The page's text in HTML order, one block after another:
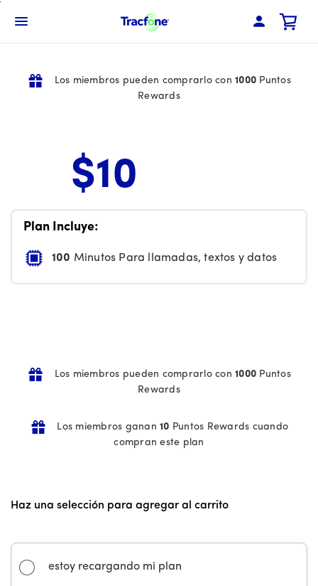
Main
Menú de barra de navegación
Los miembros pueden comprarlo con 1000 Puntos
Rewards
Price is 10 dollars and 00 cents per month
$10
Plan Incluye:
100 Minutos Para llamadas, textos y datos
Los miembros pueden comprarlo con 1000 Puntos
Rewards
Los miembros ganan 10 Puntos Rewards cuando
compran este plan
Haz una selección para agregar al carrito
estoy recargando mi plan